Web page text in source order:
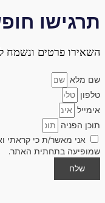
תרגישו
השאירו פרטים ונשמח
שם מלא
טלפון
אימייל
תוכן הפניה
אני מאשר/ת כי קראתי
שמופיעה בתחתית האתר.
שלח